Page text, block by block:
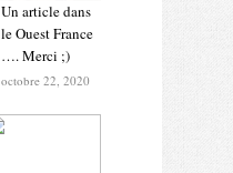
Un article dans
le Ouest France
…. Merci ;)
octobre 22, 2020